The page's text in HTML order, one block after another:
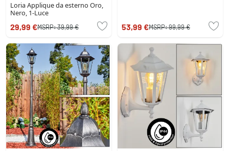
Loria Applique da esterno Oro,
Nero, 1-Luce
29,99 €MSRP:39,99 € 53,99 €MSRP:99,99 €